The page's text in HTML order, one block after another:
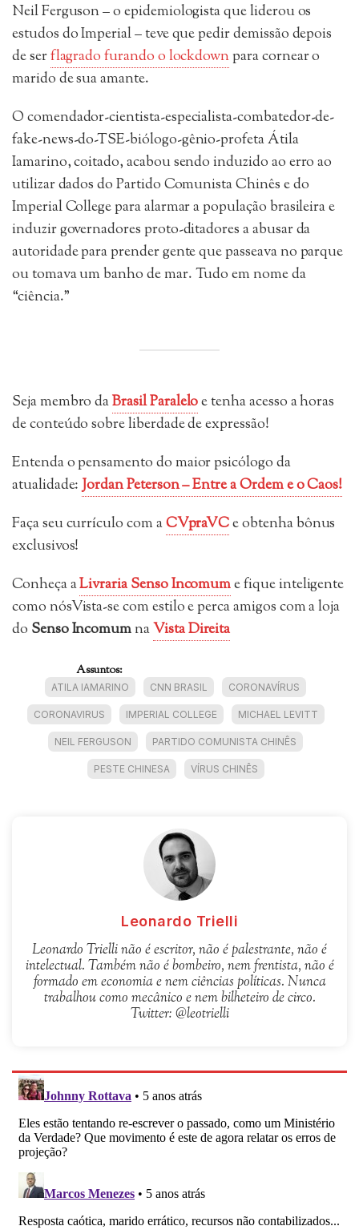
Neil Ferguson – o epidemiologista que liderou os
estudos do Imperial – teve que pedir demissão depois
de serflagrado furando o lockdownpara cornear o
marido de sua amante.
O comendador-cientista-especialista-combatedor-de-
fake-news-do-TSE-biólogo-gênio-profeta Átila
Iamarino, coitado, acabou sendo induzido ao erro ao
utilizar dados do Partido Comunista Chinês e do
Imperial College para alarmar a população brasileira e
induzir governadores proto-ditadores a abusar da
autoridade para prender gente que passeava no parque
ou tomava um banho de mar. Tudo em nome da
“ciência.”
Seja membro daBrasil Paraleloe tenha acesso a horas
de conteúdo sobre liberdade de expressão!
Entenda o pensamento do maior psicólogo da
atualidade:Jordan Peterson – Entre a Ordem e o Caos!
Faça seu currículo com aCVpraVCe obtenha bônus
exclusivos!
Conheça aLivraria Senso Incomume fique inteligente
como nósVista-se com estilo e perca amigos com a loja
do Senso IncomumnaVista Direita
Assuntos:
ATILA IAMARINO CNN BRASIL CORONAVÍRUS
CORONAVIRUS IMPERIAL COLLEGE MICHAEL LEVITT
NEIL FERGUSON PARTIDO COMUNISTA CHINÊS
PESTE CHINESA VÍRUS CHINÊS
Leonardo Trielli
Leonardo Trielli não é escritor, não é palestrante, não é
intelectual. Também não é bombeiro, nem frentista, não é
formado em economia e nem ciências políticas. Nunca
trabalhou como mecânico e nem bilheteiro de circo.
Twitter: @leotrielli